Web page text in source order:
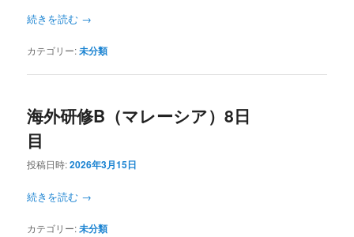
続きを読む →
カテゴリー:未分類
海外研修B（マレーシア）8日
目
投稿日時:2026年3月15日
続きを読む →
カテゴリー:未分類